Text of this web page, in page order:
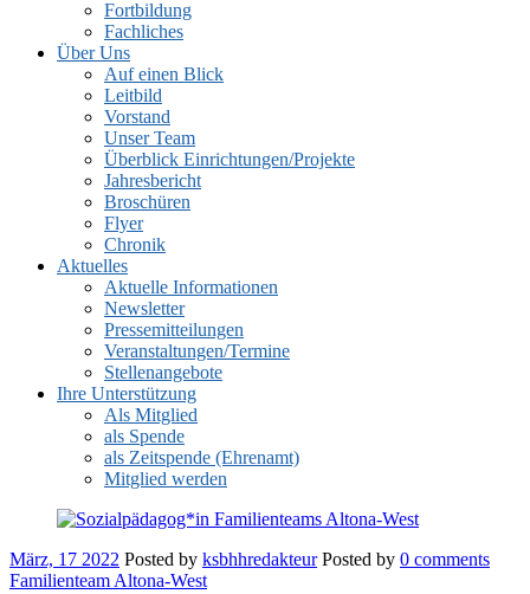
Fortbildung
Fachliches
Über Uns
Auf einen Blick
Leitbild
Vorstand
Unser Team
Überblick Einrichtungen/Projekte
Jahresbericht
Broschüren
Flyer
Chronik
Aktuelles
Aktuelle Informationen
Newsletter
Pressemitteilungen
Veranstaltungen/Termine
Stellenangebote
Ihre Unterstützung
Als Mitglied
als Spende
als Zeitspende (Ehrenamt)
Mitglied werden
März, 17 2022 Posted by ksbhhredakteurPosted by 0 comments
Familienteam Altona-West